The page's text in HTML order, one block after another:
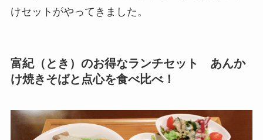
けセットがやってきました。
富紀（とき）のお得なランチセット あんか
け焼きそばと点心を食べ比べ！